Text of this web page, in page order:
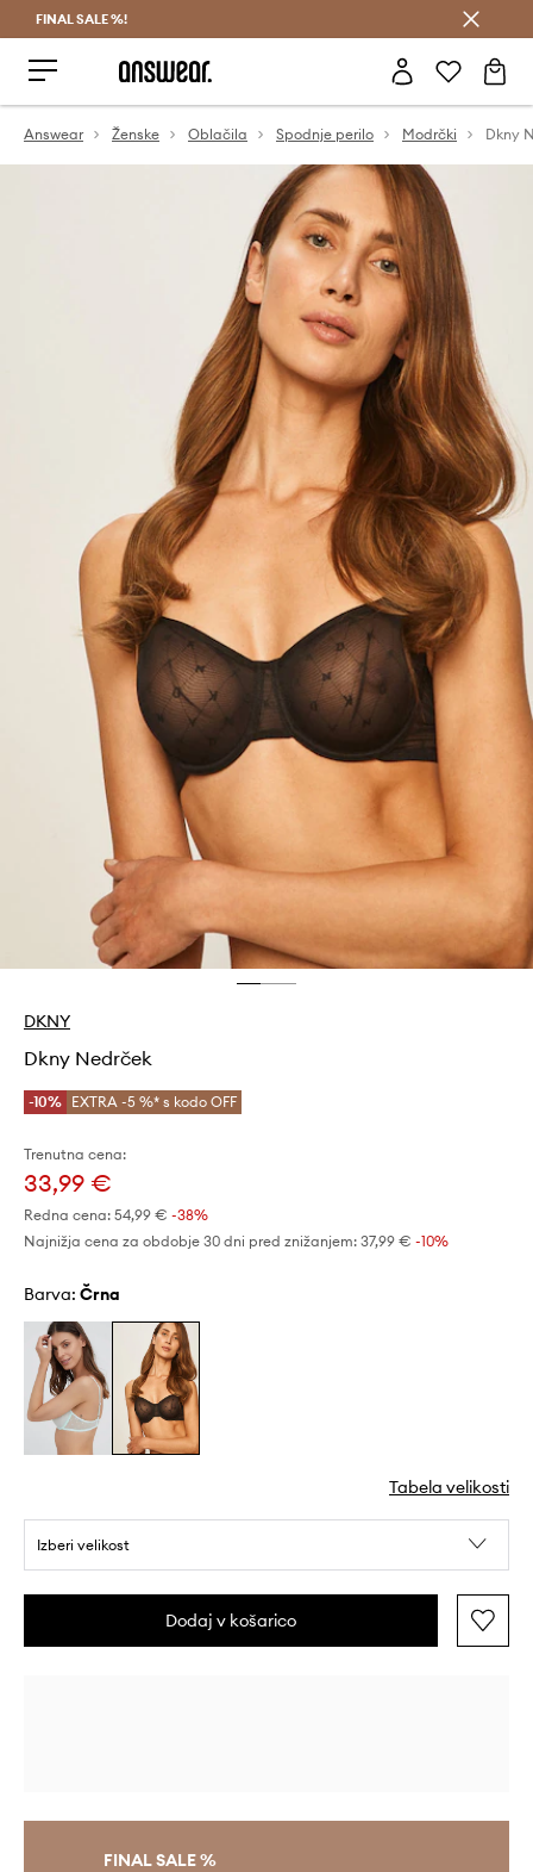
FINAL SALE %!
Answear Ženske Oblačila Spodnje perilo Modrčki Dkny
DKNY
Dkny Nedrček
-10% EXTRA -5 %* s kodo OFF
Trenutna cena:
33,99 €
Redna cena: 54,99 € -38%
Najnižja cena za obdobje 30 dni pred znižanjem: 37,99 € -10%
Barva: črna
Tabela velikosti
Izberi velikost
Dodaj v košarico
FINAL SALE %